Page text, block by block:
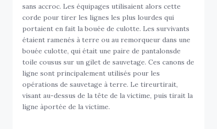
sans accroc. Les équipages utilisaient alors cette
corde pour tirer les lignes les plus lourdes qui
portaient en fait la bouée de culotte. Les survivants
étaient ramenés à terre ou au remorqueur dans une
bouée culotte, qui était une paire de pantalonsde
toile cousus sur un gilet de sauvetage. Ces canons de
ligne sont principalement utilisés pour les
opérations de sauvetage à terre. Le tireurtirait,
visant au-dessus de la tête de la victime, puis tirait la
ligne àportée de la victime.